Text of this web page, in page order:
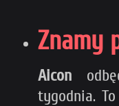
Znamy
Aicon
tygodnia.